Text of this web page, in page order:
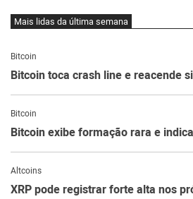
Mais lidas da última semana
Bitcoin
Bitcoin toca crash line e reacende
Bitcoin
Bitcoin exibe formação rara e
Altcoins
XRP pode registrar forte alta nos